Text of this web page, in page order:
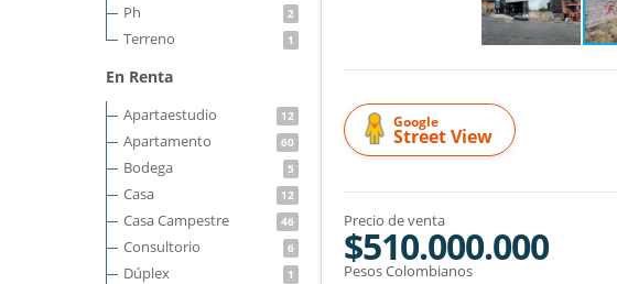
Ph 2
Terreno 1
En Renta
Apartaestudio 12
Apartamento 60
Bodega 5
Casa 12
Casa Campestre 46
Consultorio 6
Dúplex 1
Google
Street View
Precio de venta
$510.000.000
Pesos Colombianos